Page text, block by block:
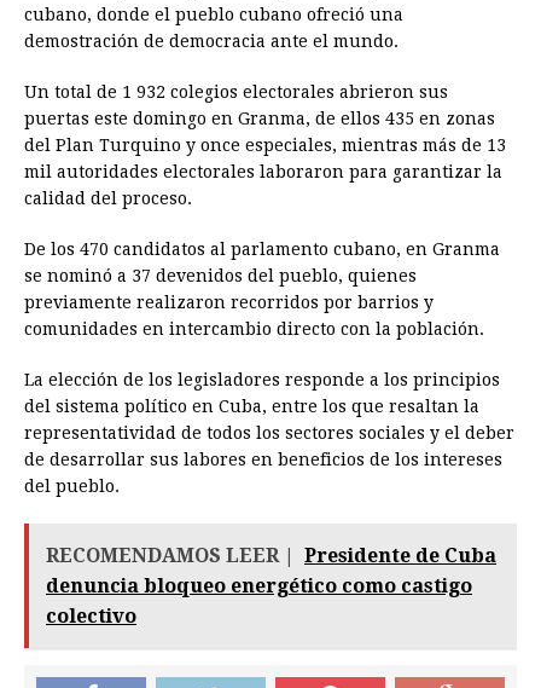
cubano, donde el pueblo cubano ofreció una
demostración de democracia ante el mundo.
Un total de 1 932 colegios electorales abrieron sus
puertas este domingo en Granma, de ellos 435 en zonas
del Plan Turquino y once especiales, mientras más de 13
mil autoridades electorales laboraron para garantizar la
calidad del proceso.
De los 470 candidatos al parlamento cubano, en Granma
se nominó a 37 devenidos del pueblo, quienes
previamente realizaron recorridos por barrios y
comunidades en intercambio directo con la población.
La elección de los legisladores responde a los principios
del sistema político en Cuba, entre los que resaltan la
representatividad de todos los sectores sociales y el deber
de desarrollar sus labores en beneficios de los intereses
del pueblo.
RECOMENDAMOS LEER |
Presidente de Cuba
denuncia bloqueo energético como castigo
colectivo